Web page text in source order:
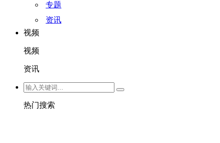
专题
资讯
视频
视频
资讯
热门搜索